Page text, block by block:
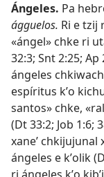
Ángeles. Pa
ágguelos. Ri e tzij
«ángel» chke ri
32:3; Snt 2:25; Ap
ángeles
espíritus kʼo
santos» chke,
(Dt 33:2; Job 1:6;
xaneʼ chkijujunal
ángeles e kʼolik (